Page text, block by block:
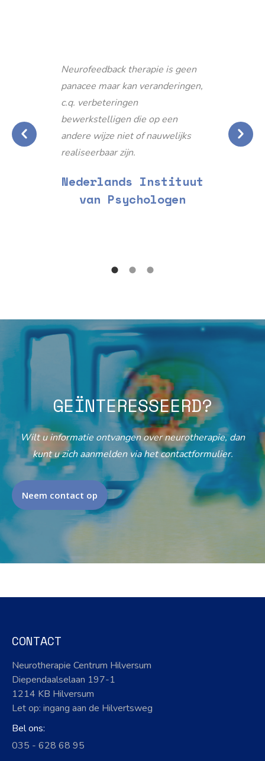
Neurofeedback therapie is geen
panacee maar kan veranderingen,
c.q. verbeteringen
bewerkstelligen die op een
andere wijze niet of nauwelijks
realiseerbaar zijn.
Nederlands Instituut
van Psychologen
GEÏNTERESSEERD?
Wilt u informatie ontvangen over neurotherapie, dan
kunt u zich aanmelden via het contactformulier.
Neem contact op
CONTACT
Neurotherapie Centrum Hilversum
Diependaalselaan 197-1
1214 KB Hilversum
Let op: ingang aan de Hilvertsweg
Bel ons:
035 - 628 68 95